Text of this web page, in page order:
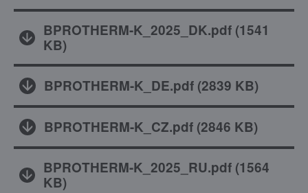
BPROTHERM-K_2025_DK.pdf(1541
KB)
BPROTHERM-K_DE.pdf (2839 KB)
BPROTHERM-K_CZ.pdf (2846 KB)
BPROTHERM-K_2025_RU.pdf(1564
KB)